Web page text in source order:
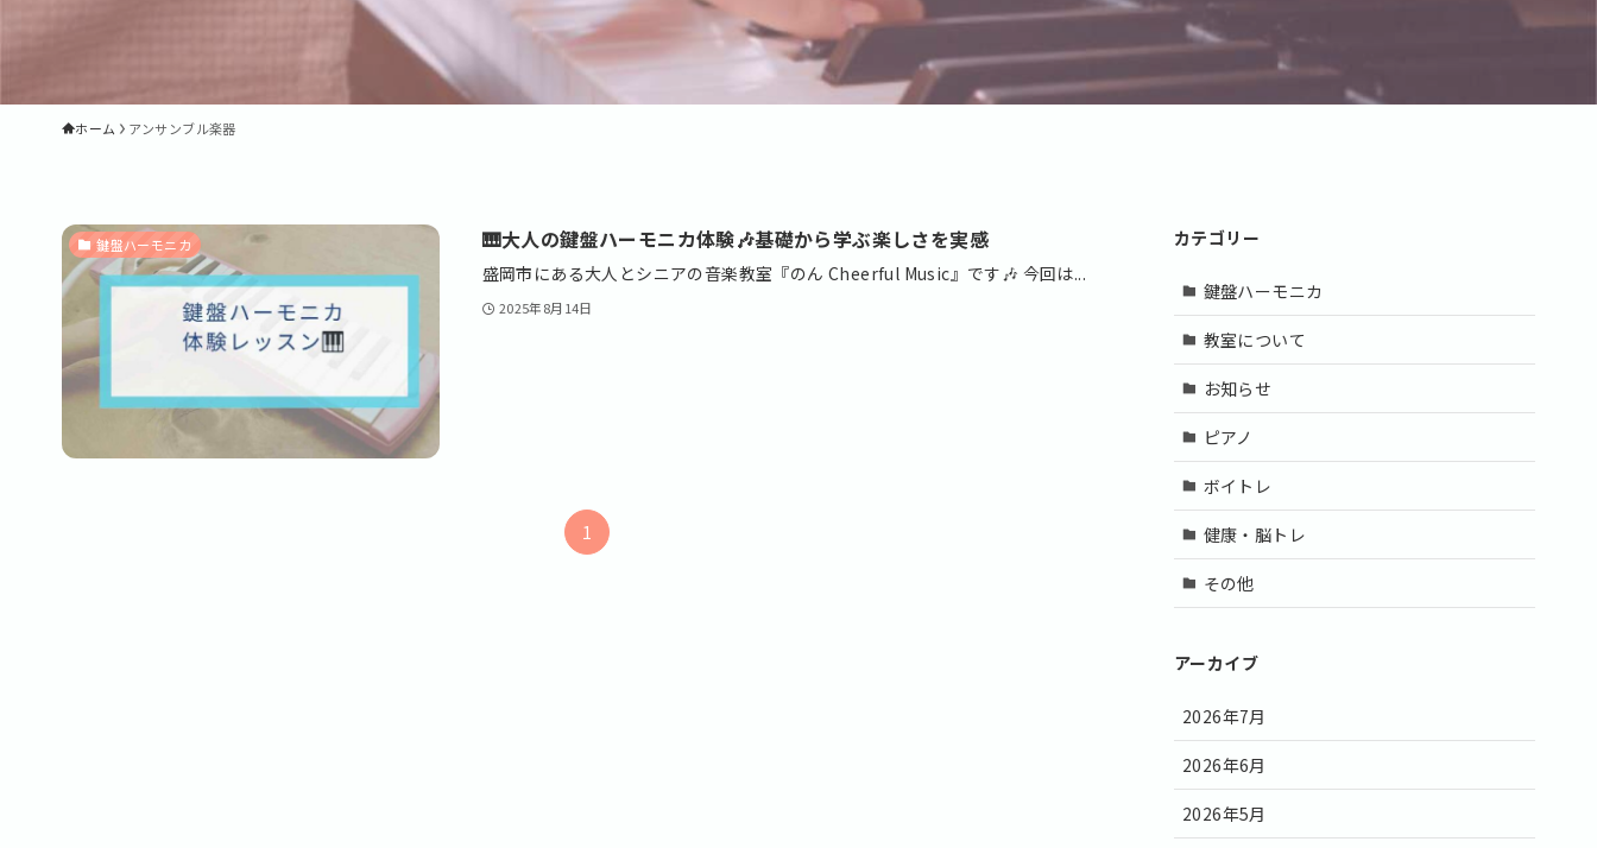
ホーム アンサンブル楽器
鍵盤ハーモニカ 🎹大人の鍵盤ハーモニカ体験🎶基礎から学ぶ楽しさを実感
盛岡市にある大人とシニアの音楽教室『のん Cheerful Music』です🎶 今回は...
2025年8月14日
1
カテゴリー
鍵盤ハーモニカ
教室について
お知らせ
ピアノ
ボイトレ
健康・脳トレ
その他
アーカイブ
2026年7月
2026年6月
2026年5月